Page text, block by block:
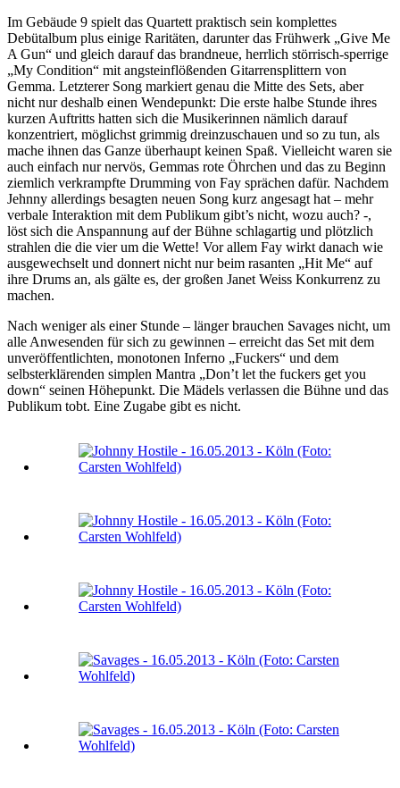
Im Gebäude 9 spielt das Quartett praktisch sein komplettes
Debütalbum plus einige Raritäten, darunter das Frühwerk „Give Me
A Gun“ und gleich darauf das brandneue, herrlich störrisch-sperrige
„My Condition“ mit angsteinflößenden Gitarrensplittern von
Gemma. Letzterer Song markiert genau die Mitte des Sets, aber
nicht nur deshalb einen Wendepunkt: Die erste halbe Stunde ihres
kurzen Auftritts hatten sich die Musikerinnen nämlich darauf
konzentriert, möglichst grimmig dreinzuschauen und so zu tun, als
mache ihnen das Ganze überhaupt keinen Spaß. Vielleicht waren sie
auch einfach nur nervös, Gemmas rote Öhrchen und das zu Beginn
ziemlich verkrampfte Drumming von Fay sprächen dafür. Nachdem
Jehnny allerdings besagten neuen Song kurz angesagt hat – mehr
verbale Interaktion mit dem Publikum gibt’s nicht, wozu auch? -,
löst sich die Anspannung auf der Bühne schlagartig und plötzlich
strahlen die die vier um die Wette! Vor allem Fay wirkt danach wie
ausgewechselt und donnert nicht nur beim rasanten „Hit Me“ auf
ihre Drums an, als gälte es, der großen Janet Weiss Konkurrenz zu
machen.
Nach weniger als einer Stunde – länger brauchen Savages nicht, um
alle Anwesenden für sich zu gewinnen – erreicht das Set mit dem
unveröffentlichten, monotonen Inferno „Fuckers“ und dem
selbsterklärenden simplen Mantra „Don’t let the fuckers get you
down“ seinen Höhepunkt. Die Mädels verlassen die Bühne und das
Publikum tobt. Eine Zugabe gibt es nicht.